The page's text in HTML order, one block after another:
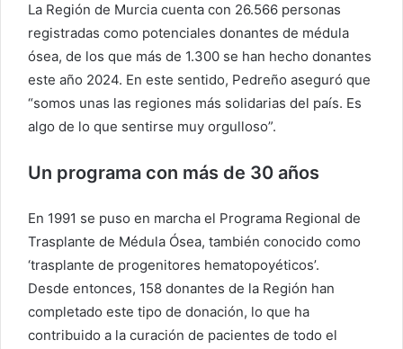
La Región de Murcia cuenta con 26.566 personas
registradas como potenciales donantes de médula
ósea, de los que más de 1.300 se han hecho donantes
este año 2024. En este sentido, Pedreño aseguró que
“somos unas las regiones más solidarias del país. Es
algo de lo que sentirse muy orgulloso”.
Un programa con más de 30 años
En 1991 se puso en marcha el Programa Regional de
Trasplante de Médula Ósea, también conocido como
‘trasplante de progenitores hematopoyéticos’.
Desde entonces, 158 donantes de la Región han
completado este tipo de donación, lo que ha
contribuido a la curación de pacientes de todo el